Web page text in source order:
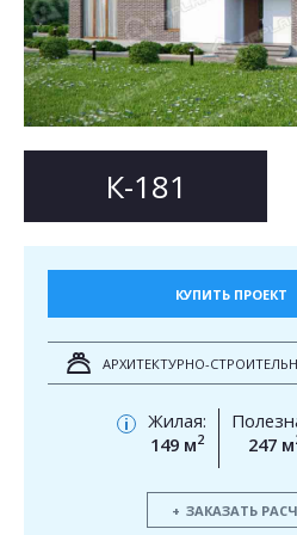
К-181
КУПИТЬ ПРОЕКТ
АРХИТЕКТУРНО-
i
Жилая:
149 м2
247 м
ЗАКАЗАТЬ
Согласен на обработку
Согласен на обработку
This site is protected by reCAPTCHA and the
apply.